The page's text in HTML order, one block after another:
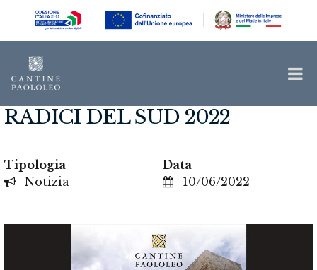
RADICI DEL SUD 2022
Tipologia
Notizia
Data
10/06/2022